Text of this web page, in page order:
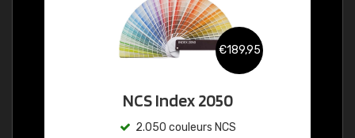
€189,95
NCS Index 2050
2.050 couleurs NCS